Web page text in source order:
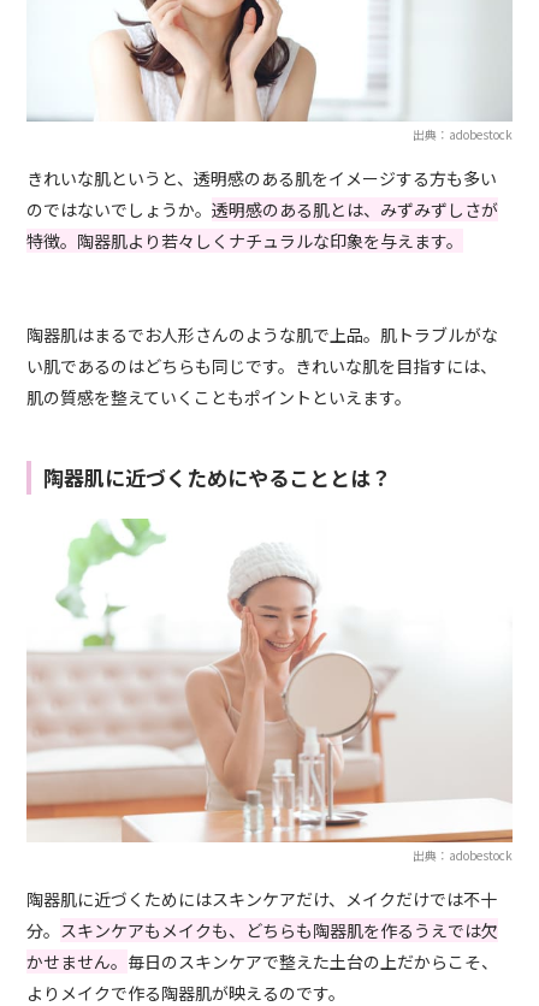
出典：adobestock
きれいな肌というと、透明感のある肌をイメージする方も多い
のではないでしょうか。透明感のある肌とは、みずみずしさが
特徴。陶器肌より若々しくナチュラルな印象を与えます。
陶器肌はまるでお人形さんのような肌で上品。肌トラブルがな
い肌であるのはどちらも同じです。きれいな肌を目指すには、
肌の質感を整えていくこともポイントといえます。
陶器肌に近づくためにやることとは？
出典：adobestock
陶器肌に近づくためにはスキンケアだけ、メイクだけでは不十
分。 スキンケアもメイクも、どちらも陶器肌を作るうえでは欠
かせません。 毎日のスキンケアで整えた土台の上だからこそ、
よりメイクで作る陶器肌が映えるのです。